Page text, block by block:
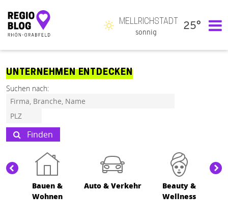
Hauptnavigation
MELLRICHSTADT
sonnig
25°
UNTERNEHMEN ENTDECKEN
Suchen nach:
Finden
Bauen &
Wohnen
Auto & Verkehr
Beauty &
Wellness